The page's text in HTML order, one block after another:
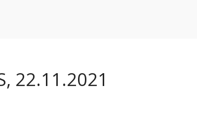
22.11.2021